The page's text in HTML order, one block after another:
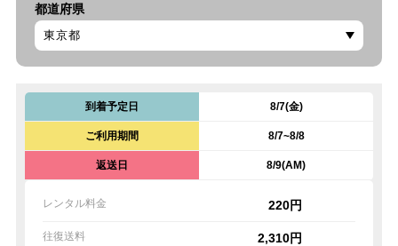
都道府県
到着予定日 8/7(金)
ご利用期間 8/7~8/8
返送日 8/9(AM)
レンタル料金 220円
往復送料 2,310円